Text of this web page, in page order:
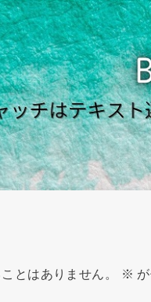
とはありません。 ※